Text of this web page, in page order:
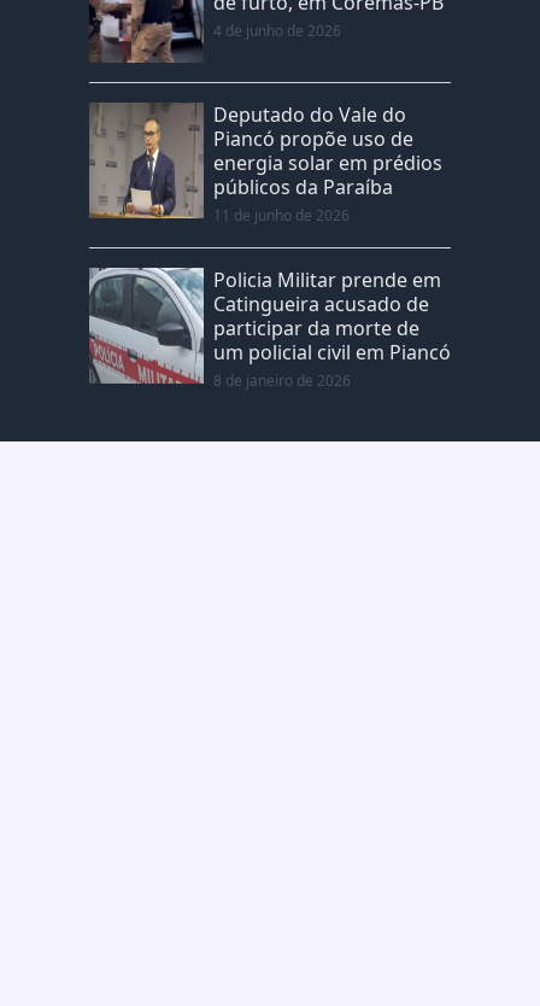
4 de junho de 2026
Deputado do Vale do
Piancó propõe uso de
energia solar em prédios
públicos da Paraíba
11 de junho de 2026
Policia Militar prende em
Catingueira acusado de
participar da morte de
um policial civil em Piancó
8 de janeiro de 2026